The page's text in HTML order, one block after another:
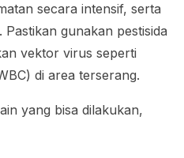
secara intensif, serta
Pastikan gunakan pestisida
vektor virus seperti
di area terserang.
yang bisa dilakukan,